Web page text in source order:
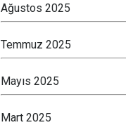
Ağustos 2025
Temmuz 2025
Mayıs 2025
Mart 2025